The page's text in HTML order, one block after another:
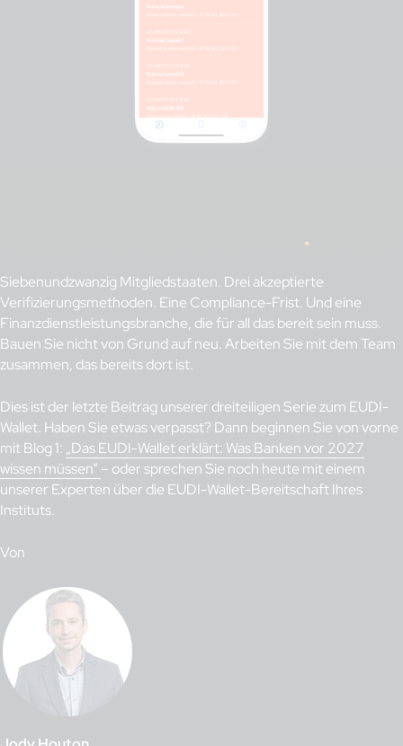
Siebenundzwanzig Mitgliedstaaten. Drei akzeptierte
Verifizierungsmethoden. Eine Compliance-Frist. Und eine
Finanzdienstleistungsbranche, die für all das bereit sein muss.
Bauen Sie nicht von Grund auf neu. Arbeiten Sie mit dem Team
zusammen, das bereits dort ist.
Dies ist der letzte Beitrag unserer dreiteiligen Serie zum EUDI-
Wallet. Haben Sie etwas verpasst? Dann beginnen Sie von vorne
mit Blog 1: „Das EUDI-Wallet erklärt: Was Banken vor 2027
wissen müssen” – oder sprechen Sie noch heute mit einem
unserer Experten über die EUDI-Wallet-Bereitschaft Ihres
Instituts.
Von